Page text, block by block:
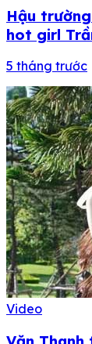
Hậu
hot girl
5 tháng trước
Video